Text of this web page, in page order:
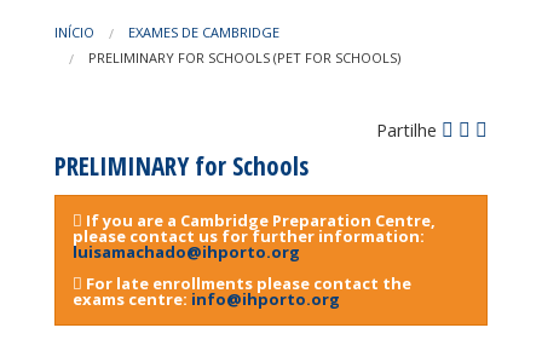
INÍCIO
EXAMES DE CAMBRIDGE
PRELIMINARY FOR SCHOOLS (PET FOR SCHOOLS)
Partilhe
PRELIMINARY for Schools
If you are a Cambridge Preparation Centre,
please contact us for further information:
luisamachado@ihporto.org
For late enrollments please contact the
exams centre: info@ihporto.org